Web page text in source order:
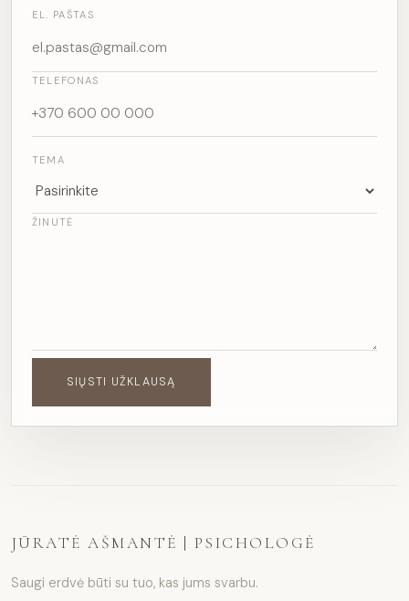
EL. PAŠTAS
TELEFONAS
TEMA
ŽINUTĖ
SIŲSTI UŽKLAUSĄ
JŪRATĖ AŠMANTĖ | PSICHOLOGĖ
Saugi erdvė būti su tuo, kas jums svarbu.